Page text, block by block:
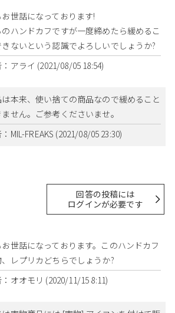
お世話になっております!
のハンドカフですが一度締めたら緩めるこ
きないという認識でよろしいでしょうか?
アライ (2021/08/05 18:54)
本来、使い捨ての商品なので緩めること
せん。ご参考くださいませ。
MIL-FREAKS (2021/08/05 23:30)
回答の投稿には
ログインが必要です
お世話になっております。このハンドカフ
、レプリカどちらでしょうか?
オオモリ (2020/11/15 8:11)